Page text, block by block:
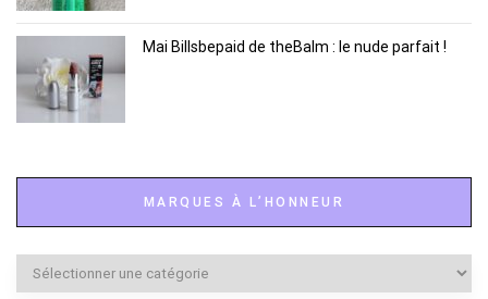
Mai Billsbepaid de theBalm : le nude parfait !
MARQUES À L’HONNEUR
Marques